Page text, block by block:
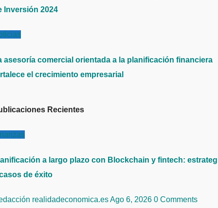
Inversión 2024
asesoría comercial orientada a la planificación financiera
el crecimiento empresarial
Recientes
a largo plazo con Blockchain y fintech:
de éxito
realidadeconomica.esAgo 6, 2026 0 Comments